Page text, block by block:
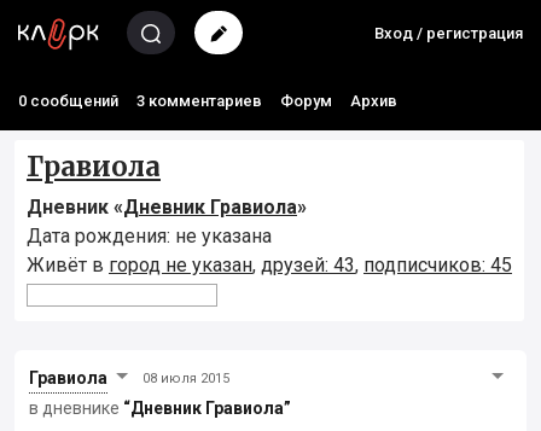
Вход / регистрация
0 сообщений 3 комментариев Форум Архив
Гравиола
Дневник «Дневник Гравиола»
Дата рождения: не указана
Живёт в город не указан, друзей: 43, подписчиков: 45
Гравиола 08 июля 2015
в дневнике “Дневник Гравиола”